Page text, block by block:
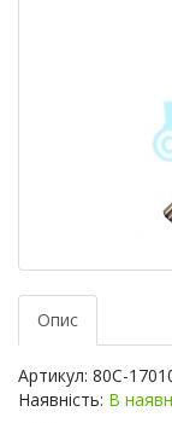
Опис
Артикул: 80С-
Наявність: В